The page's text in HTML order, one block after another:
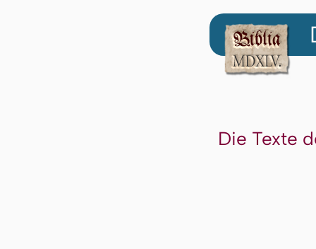
Die Texte